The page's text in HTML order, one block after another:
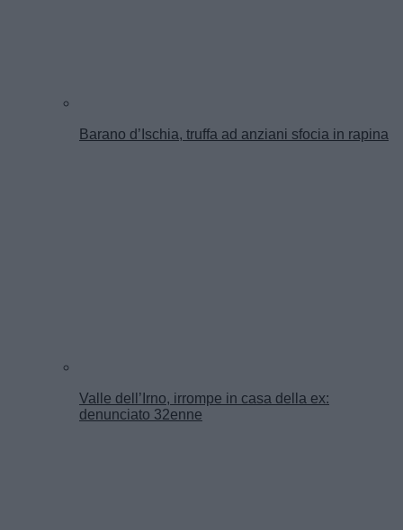
Barano d’Ischia, truffa ad anziani sfocia in rapina
Valle dell’Irno, irrompe in casa della ex:
denunciato 32enne